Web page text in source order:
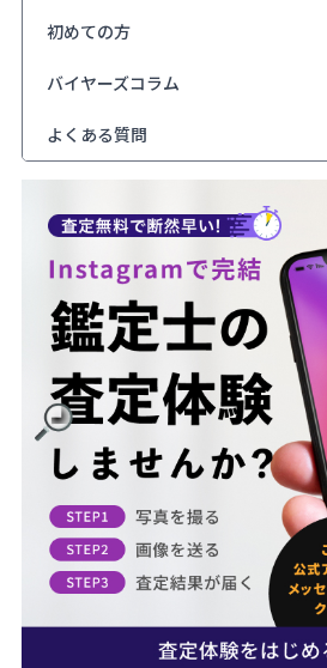
初めての方
バイヤーズコラム
よくある質問